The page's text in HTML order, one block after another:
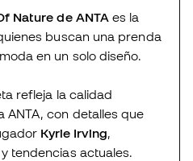
Nature de ANTA es la
buscan una prenda
en un solo diseño.
refleja la calidad
ANTA, con detalles que
Kyrie Irving,
tendencias actuales.